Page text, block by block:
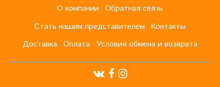
О компании Обратная связь
Стать нашим представителем Контакты
Доставка Оплата Условия обмена и возврата